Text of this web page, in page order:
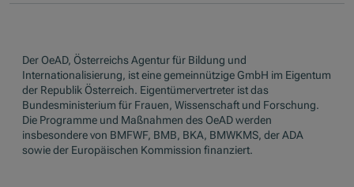
Der OeAD, Österreichs Agentur für Bildung und
Internationalisierung, ist eine gemeinnützige GmbH im Eigentum
der Republik Österreich. Eigentümervertreter ist das
Bundesministerium für Frauen, Wissenschaft und Forschung.
Die Programme und Maßnahmen des OeAD werden
insbesondere von BMFWF, BMB, BKA, BMWKMS, der ADA
sowie der Europäischen Kommission finanziert.